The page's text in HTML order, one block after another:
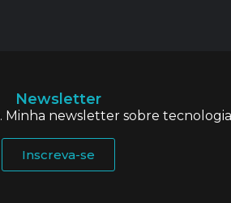
Newsletter
. Minha newsletter sobre
Inscreva-se